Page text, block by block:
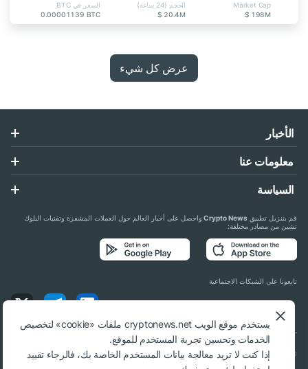
Market Cap
$ 198M
الحجم (24 ساعة)
$ 20.4M
السعر في BTC
0.00001139 BTC
عرض كل شيء
الأخبار
معلومات عنا
السياسة
قم بتنزيل تطبيق Crypto Newsواحصل على أخبار العالم حول العملات المشفرة وتقنيات البلوك
تشين من مصادر مختلفة:
تابعونا على الشبكات الاجتماعية
© 2018 - 2026 Crypto News. عند استخدام المواد، يلزم الارتباط بـ cryptonews.net.
يستخدم موقع الويب cryptonews.net ملفات «cookie» لتخصيص
الخدمات وتحسين تجربة المستخدم للموقع.
إذا كنت لا تريد معالجة بيانات المستخدم الخاصة بك، فالرجاء تقييد